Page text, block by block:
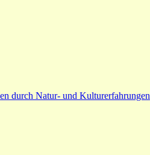
durch Natur- und Kulturerfahrungen